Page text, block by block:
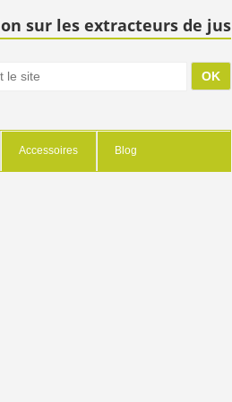
sur les extracteurs de jus
Accessoires Blog